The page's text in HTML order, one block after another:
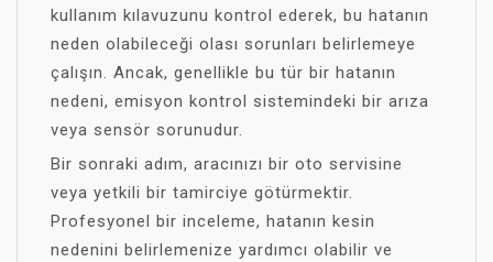
kullanım kılavuzunu kontrol ederek, bu hatanın
neden olabileceği olası sorunları belirlemeye
çalışın. Ancak, genellikle bu tür bir hatanın
nedeni, emisyon kontrol sistemindeki bir arıza
veya sensör sorunudur.
Bir sonraki adım, aracınızı bir oto servisine
veya yetkili bir tamirciye götürmektir.
Profesyonel bir inceleme, hatanın kesin
nedenini belirlemenize yardımcı olabilir ve